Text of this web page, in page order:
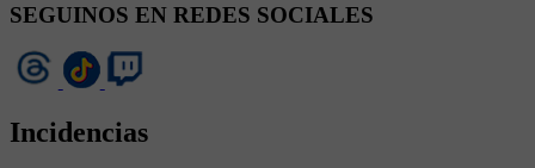
SEGUINOS EN REDES SOCIALES
Incidencias